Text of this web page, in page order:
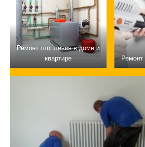
Ремонт отопления в доме и
квартире
Ремонт